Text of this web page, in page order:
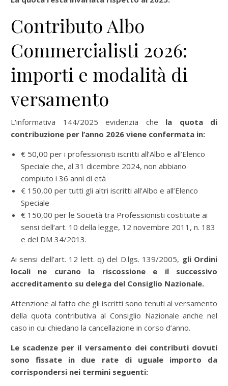
Contributo Albo
Commercialisti 2026:
importi e modalità di
versamento
L'informativa 144/2025 evidenzia che la quota di
contribuzione per l’anno 2026 viene confermata in:
€ 50,00 per i professionisti iscritti all’Albo e all’Elenco
Speciale che, al 31 dicembre 2024, non abbiano
compiuto i 36 anni di età
€ 150,00 per tutti gli altri iscritti all’Albo e all’Elenco
Speciale
€ 150,00 per le Società tra Professionisti costituite ai
sensi dell’art. 10 della legge, 12 novembre 2011, n. 183
e del DM 34/2013.
Ai sensi dell’art. 12 lett. q) del D.lgs. 139/2005, gli Ordini
locali ne curano la riscossione e il successivo
accreditamento su delega del Consiglio Nazionale.
Attenzione al fatto che gli iscritti sono tenuti al versamento
della quota contributiva al Consiglio Nazionale anche nel
caso in cui chiedano la cancellazione in corso d’anno.
Le scadenze per il versamento dei contributi dovuti
sono fissate in due rate di uguale importo da
corrispondersi nei termini seguenti: